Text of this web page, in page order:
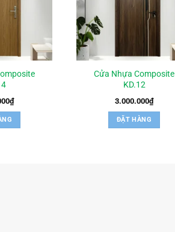
₫
Cửa Nhựa Composite
KD.12
3.000.000₫
ĐẶT HÀNG